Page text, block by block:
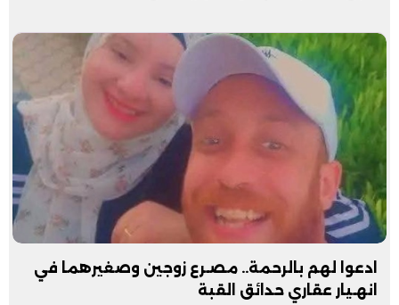
ادعوا لهم بالرحمة.. مصـرع زوجين وصغيرهما في
انهـيار عقاري حدائق القبة